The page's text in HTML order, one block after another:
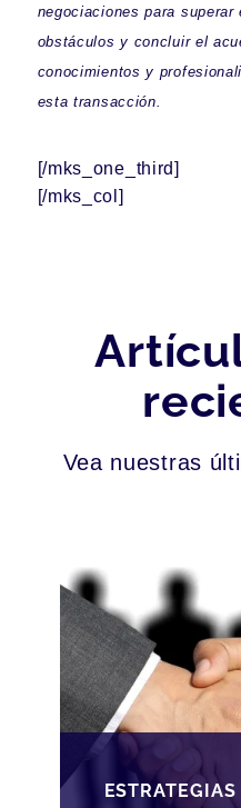
negociaciones para
obstáculos y concluir el
conocimientos y
esta transacción.
[/mks_one_third]
[/mks_col]
Vea nuestras